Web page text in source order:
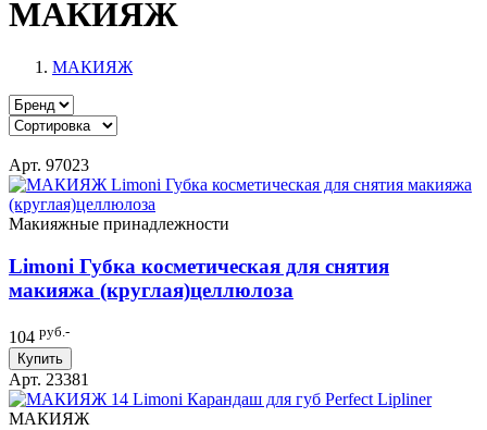
МАКИЯЖ
МАКИЯЖ
Арт. 97023
Макияжные принадлежности
Limoni Губка косметическая для снятия
макияжа (круглая)целлюлоза
104 руб.-
Купить
Арт. 23381
МАКИЯЖ